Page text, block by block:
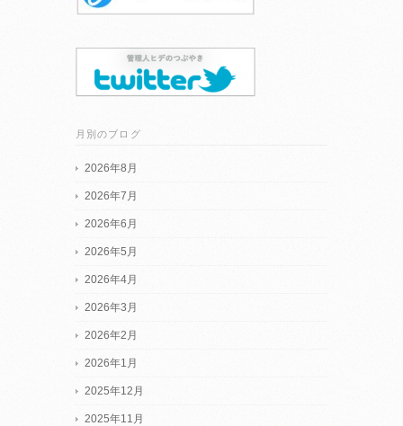
月別のブログ
2026年8月
2026年7月
2026年6月
2026年5月
2026年4月
2026年3月
2026年2月
2026年1月
2025年12月
2025年11月